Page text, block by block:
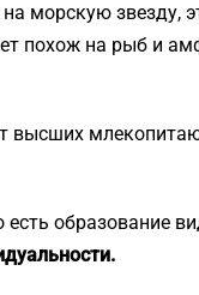
морскую звезду,
похож на рыб и
высших
есть образование